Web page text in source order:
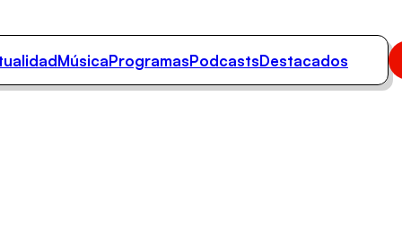
MúsicaProgramasPodcastsDestacados